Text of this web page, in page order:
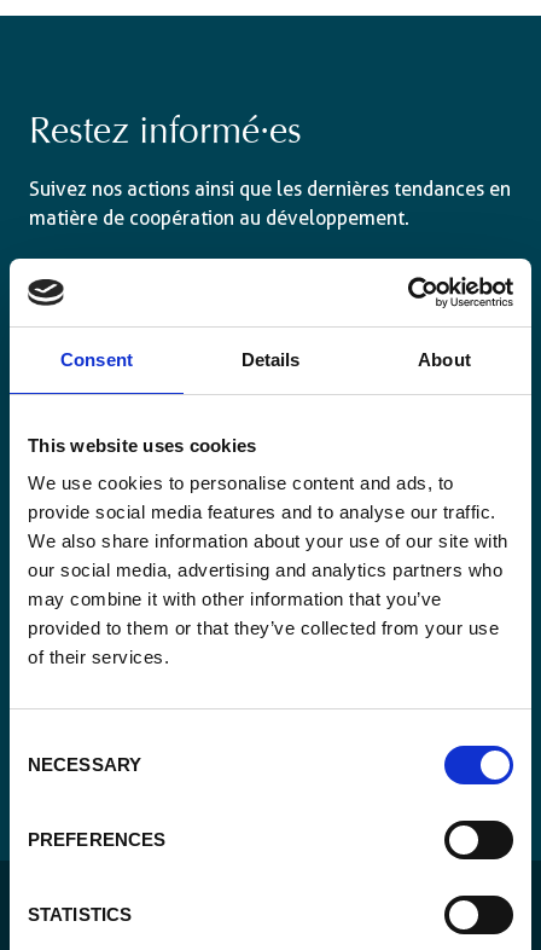
Consent Details About
This website uses cookies
We use cookies to personalise content and ads, to
provide social media features and to analyse our traffic.
We also share information about your use of our site with
our social media, advertising and analytics partners who
may combine it with other information that you’ve
provided to them or that they’ve collected from your use
of their services.
Selection
NECESSARY
PREFERENCES
STATISTICS
Restez informé·es
Suivez nos actions ainsi que les dernières tendances en
matière de coopération au développement.
Email
Consent
*
Oui, je m'inscris à la newsletter *
CAPTCHA